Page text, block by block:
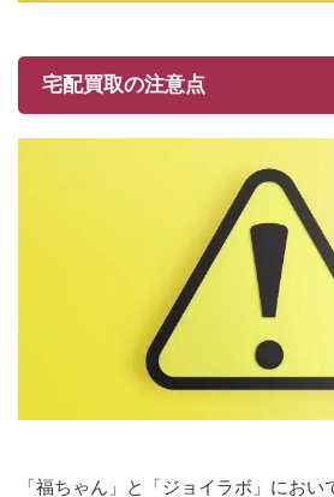
宅配買取の注意点
「福ちゃん」と「ジョイラボ」にお